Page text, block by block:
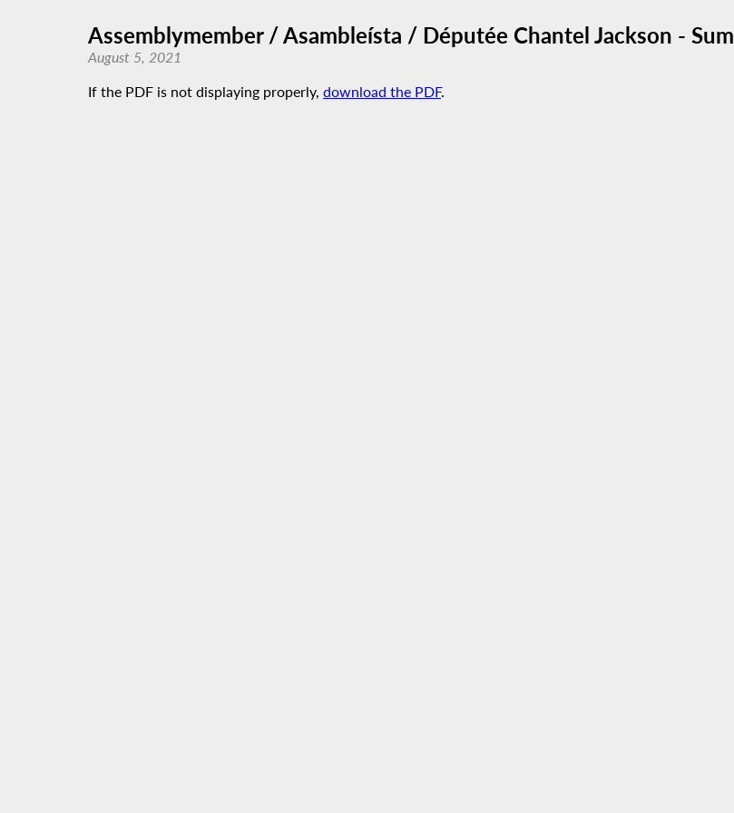
Assemblymember / Asambleísta / Députée Chantel Jackson -
August 5, 2021
If the PDF is not displaying properly, download the PDF.